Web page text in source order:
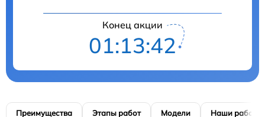
Конец акции
01:13:41
Преимущества Этапы работ Модели Наши работы